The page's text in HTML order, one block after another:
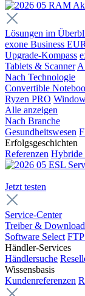
Lösungen im
exone Business
Upgrade-Kompass
Tablets & Scanner
Nach Technologie
Convertible
Ryzen PRO
Alle anzeigen
Nach Branche
Gesundheitswesen
Erfolgsgeschichten
Referenzen Hybride
Jetzt testen
Service-Center
Treiber &
Software Select
Händler-Services
Händlersuche
Wissensbasis
Kundenreferenzen